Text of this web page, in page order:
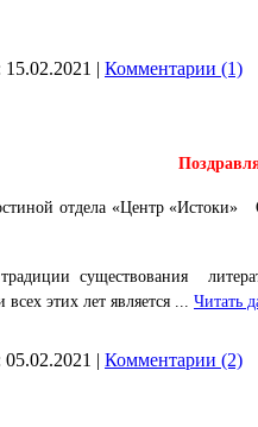
15.02.2021 | Комментарии (1)
отдела «Центр «Истоки»
существования
этих лет является ... Читать
05.02.2021 | Комментарии (2)